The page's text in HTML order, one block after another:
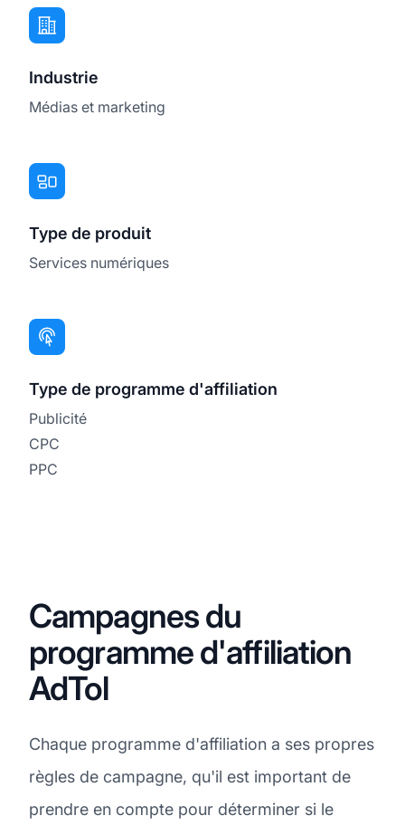
Industrie
Médias et marketing
Type de produit
Services numériques
Type de programme d'affiliation
Publicité
CPC
PPC
Campagnes du
programme d'affiliation
AdTol
Chaque programme d'affiliation a ses propres
règles de campagne, qu'il est important de
prendre en compte pour déterminer si le